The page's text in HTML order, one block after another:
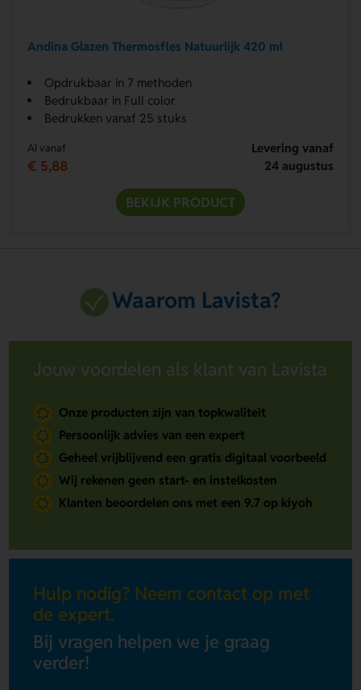
Andina Glazen Thermosfles Natuurlijk 420 ml
Opdrukbaar in 7 methoden
Bedrukbaar in Full color
Bedrukken vanaf 25 stuks
Al vanaf
€ 5,88
Levering vanaf
24 augustus
BEKIJK PRODUCT
Waarom Lavista?
Jouw voordelen als klant van Lavista
Onze producten zijn van topkwaliteit
Persoonlijk advies van een expert
Geheel vrijblijvend een gratis digitaal voorbeeld
Wij rekenen geen start- en instelkosten
Klanten beoordelen ons met een 9.7 op kiyoh
Hulp nodig? Neem contact op met
de expert.
Bij vragen helpen we je graag
verder!